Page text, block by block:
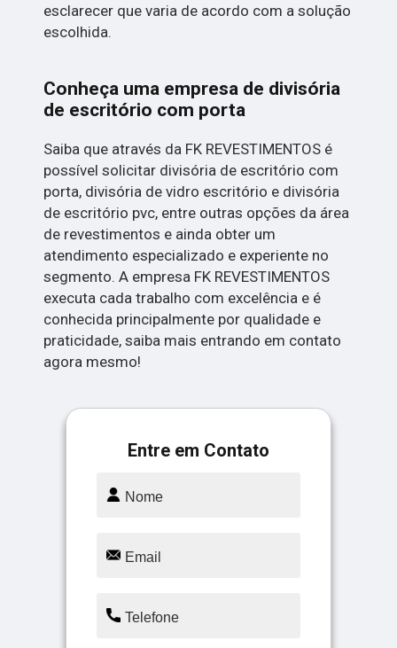
esclarecer que varia de acordo com a solução
escolhida.
Conheça uma empresa de divisória
de escritório com porta
Saiba que através da FK REVESTIMENTOS é
possível solicitar divisória de escritório com
porta, divisória de vidro escritório e divisória
de escritório pvc, entre outras opções da área
de revestimentos e ainda obter um
atendimento especializado e experiente no
segmento. A empresa FK REVESTIMENTOS
executa cada trabalho com excelência e é
conhecida principalmente por qualidade e
praticidade, saiba mais entrando em contato
agora mesmo!
Entre em Contato